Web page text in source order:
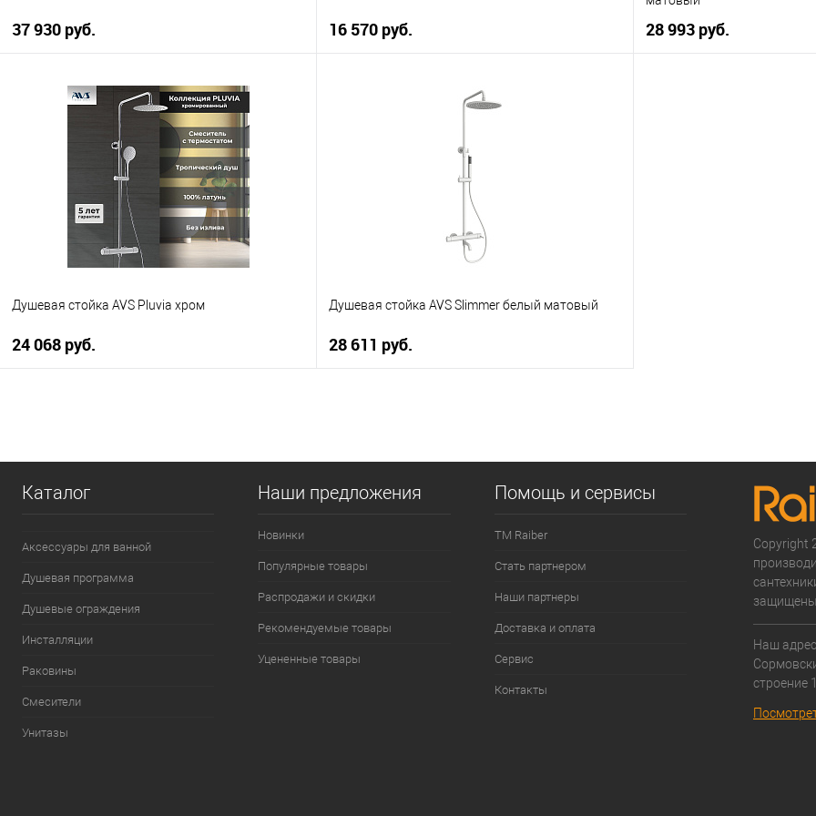
37 930 руб.
К сравнению
В наличии
16 570 руб. 28 993 руб.
Душевая стойка AVS Pluvia хром
24 068 руб.
Душевая стойка AVS Slimmer белый матовый
28 611 руб.
Каталог
Аксессуары для ванной
Душевая программа
Душевые ограждения
Инсталляции
Раковины
Смесители
Унитазы
Наши предложения
Новинки
Популярные товары
Распродажи и скидки
Рекомендуемые товары
Уцененные товары
Помощь и сервисы
ТМ Raiber
Стать партнером
Наши партнеры
Доставка и оплата
Сервис
Контакты
Copyright
Наш
строение